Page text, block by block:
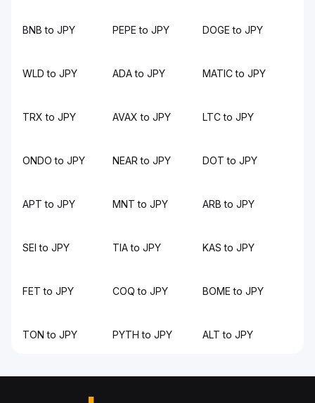
BNB to JPY PEPE to JPY DOGE to JPY
WLD to JPY ADA to JPY MATIC to JPY
TRX to JPY AVAX to JPY LTC to JPY
ONDO to JPY NEAR to JPY DOT to JPY
APT to JPY MNT to JPY ARB to JPY
SEI to JPY TIA to JPY KAS to JPY
FET to JPY COQ to JPY BOME to JPY
TON to JPY PYTH to JPY ALT to JPY